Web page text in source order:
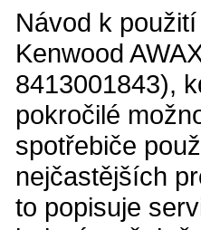
Návod k
Kenwood
8413001843),
pokročilé
spotřebiče
nejčastějších
to popisuje